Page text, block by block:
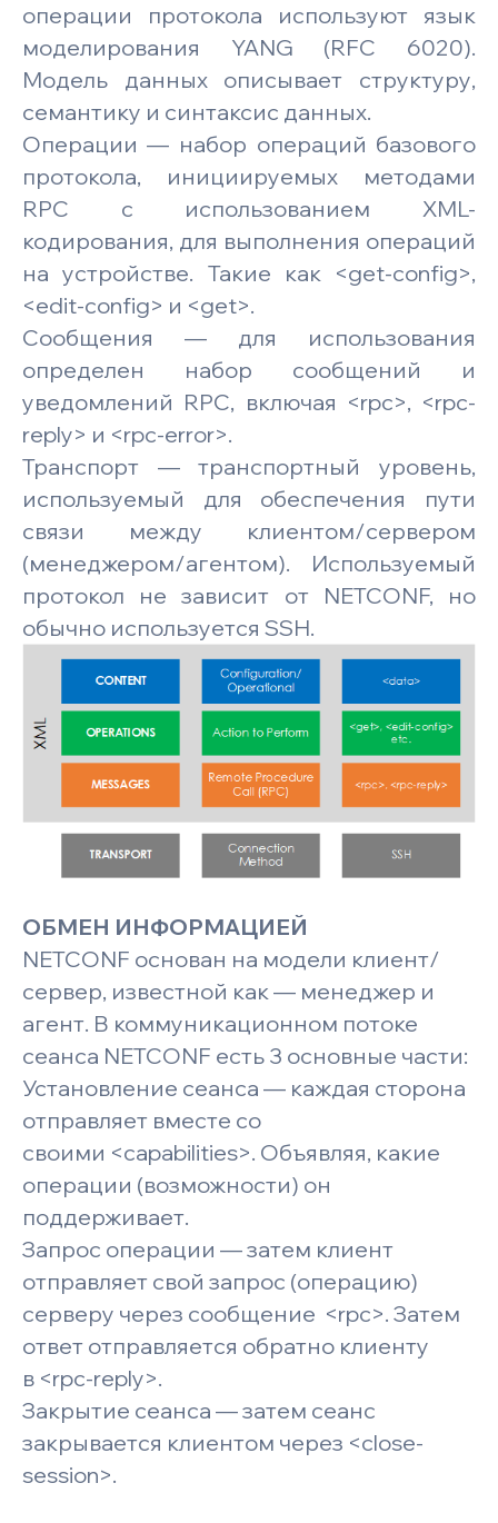
операции протокола используют язык
моделирования YANG (RFC 6020).
Модель данных описывает структуру,
семантику и синтаксис данных.
Операции — набор операций базового
протокола, инициируемых методами
RPC с использованием XML-
кодирования, для выполнения операций
на устройстве. Такие как <get-config>,
<edit-config> и <get>.
Сообщения — для использования
определен набор сообщений и
уведомлений RPC, включая <rpc>, <rpc-
reply> и <rpc-error>.
Транспорт — транспортный уровень,
используемый для обеспечения пути
связи между клиентом/сервером
(менеджером/агентом). Используемый
протокол не зависит от NETCONF, но
обычно используется SSH.
ОБМЕН ИНФОРМАЦИЕЙ
NETCONF основан на модели клиент/
сервер, известной как — менеджер и
агент. В коммуникационном потоке
сеанса NETCONF есть 3 основные части:
Установление сеанса — каждая сторона
отправляет вместе со
своими <capabilities>. Объявляя, какие
операции (возможности) он
поддерживает.
Запрос операции — затем клиент
отправляет свой запрос (операцию)
серверу через сообщение <rpc>. Затем
ответ отправляется обратно клиенту
в <rpc-reply>.
Закрытие сеанса — затем сеанс
закрывается клиентом через <close-
session>.